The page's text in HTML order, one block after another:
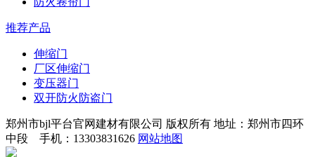
推荐产品
伸缩门
厂区伸缩门
变压器门
双开防火防盗门
郑州市bjl平台官网建材有限公司 版权所有 地址：郑州市四环
中段 手机：13303831626 网站地图